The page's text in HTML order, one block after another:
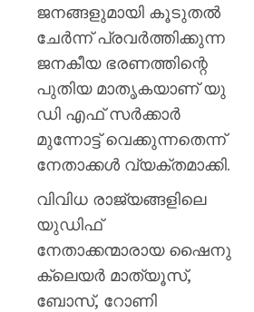
ജനങ്ങളുമായി കൂടുതൽ
ചേർന്ന് പ്രവർത്തിക്കുന്ന
ജനകീയ ഭരണത്തിന്റെ
പുതിയ മാതൃകയാണ് യു
ഡി എഫ് സർക്കാർ
മുന്നോട്ട് വെക്കുന്നതെന്ന്
നേതാക്കൾ വ്യക്തമാക്കി.
വിവിധ രാജ്യങ്ങളിലെ
യുഡിഫ്
നേതാക്കന്മാരായ ഷൈനു
ക്ലെയർ മാത്യൂസ്,
ബോസ്, റോണി